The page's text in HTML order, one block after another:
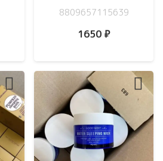
8809657115639
1650 ₽